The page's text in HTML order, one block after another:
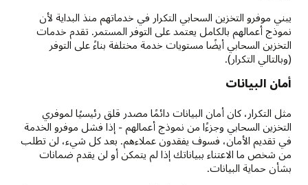
يبني موفرو التخزين السحابي التكرار في خدماتهم منذ البداية لأن
نموذج أعمالهم بالكامل يعتمد على التوفر المستمر. تقدم خدمات
التخزين السحابي أيضًا مستويات خدمة مختلفة بناءً على التوفر
(وبالتالي التكرار).
أمان البيانات
مثل التكرار، كان أمان البيانات دائمًا مصدر قلق رئيسيًا لموفري
التخزين السحابي وجزءًا من نموذج أعمالهم - إذا فشل موفرو الخدمة
في تقديم الأمان، فسوف يفقدون عملاءهم. بعد كل شيء، لن تطلب
من شخص ما الاعتناء ببياناتك إذا لم يتمكن أو لن يقدم ضمانات
بشأن حماية البيانات.